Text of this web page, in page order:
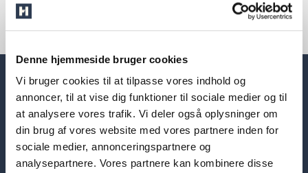
Denne hjemmeside bruger cookies
Vi bruger cookies til at tilpasse vores indhold og
annoncer, til at vise dig funktioner til sociale medier og til
at analysere vores trafik. Vi deler også oplysninger om
din brug af vores website med vores partnere inden for
sociale medier, annonceringspartnere og
analysepartnere. Vores partnere kan kombinere disse